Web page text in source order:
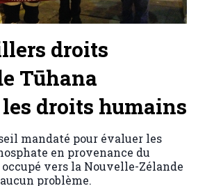
droits
Tūhana
droits humains
mandaté pour évaluer les
en provenance du
vers la Nouvelle-Zélande
problème.